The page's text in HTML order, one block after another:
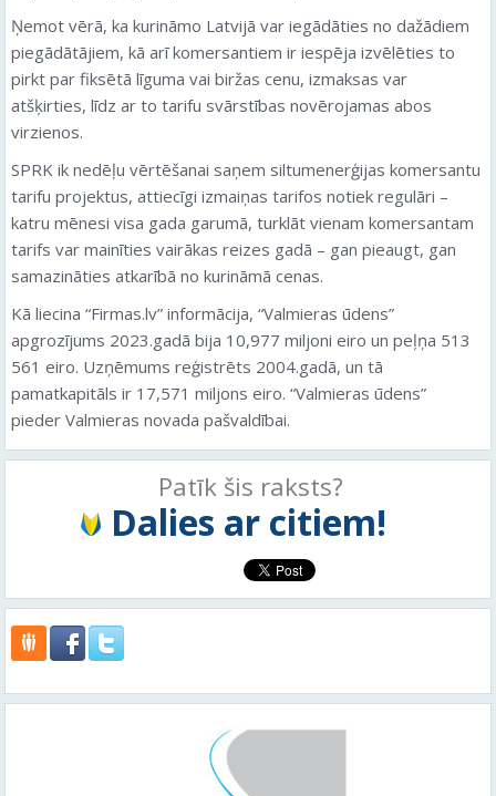
Ņemot vērā, ka kurināmo Latvijā var iegādāties no dažādiem
piegādātājiem, kā arī komersantiem ir iespēja izvēlēties to
pirkt par fiksētā līguma vai biržas cenu, izmaksas var
atšķirties, līdz ar to tarifu svārstības novērojamas abos
virzienos.
SPRK ik nedēļu vērtēšanai saņem siltumenerģijas komersantu
tarifu projektus, attiecīgi izmaiņas tarifos notiek regulāri –
katru mēnesi visa gada garumā, turklāt vienam komersantam
tarifs var mainīties vairākas reizes gadā – gan pieaugt, gan
samazināties atkarībā no kurināmā cenas.
Kā liecina “Firmas.lv” informācija, “Valmieras ūdens”
apgrozījums 2023.gadā bija 10,977 miljoni eiro un peļņa 513
561 eiro. Uzņēmums reģistrēts 2004.gadā, un tā
pamatkapitāls ir 17,571 miljons eiro. “Valmieras ūdens”
pieder Valmieras novada pašvaldībai.
Patīk šis raksts?
Dalies ar citiem!